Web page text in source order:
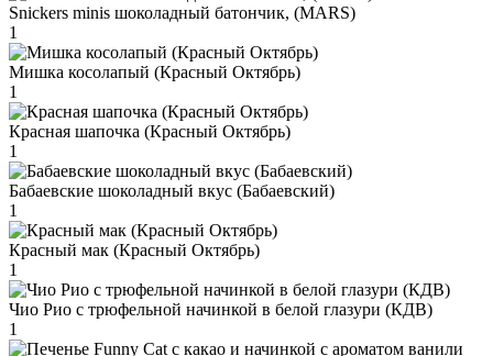
Snickers minis шоколадный батончик, (MARS)
1
Мишка косолапый (Красный Октябрь)
1
Красная шапочка (Красный Октябрь)
1
Бабаевские шоколадный вкус (Бабаевский)
1
Красный мак (Красный Октябрь)
1
Чио Рио с трюфельной начинкой в белой глазури (КДВ)
1